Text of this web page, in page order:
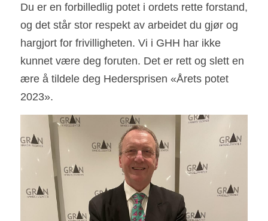
Du er en forbilledlig potet i ordets rette forstand,
og det står stor respekt av arbeidet du gjør og
hargjort for frivilligheten. Vi i GHH har ikke
kunnet være deg foruten. Det er rett og slett en
ære å tildele deg Hedersprisen «Årets potet
2023».